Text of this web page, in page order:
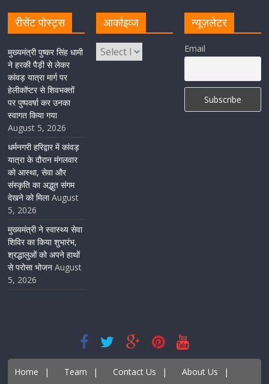
मुख्यमंत्री पुष्कर सिंह धामी ने एनडीआरएफ बटालियन गदरपुर का
किया भ्रमण, जवानों से संवाद कर आपदा प्रबंधन व्यवस्थाओं की ली
जानकारी
रीसेंट पोस्ट्स
मुख्यमंत्री पुष्कर सिंह धामी
ने हरकी पैड़ी से लेकर
कांवड़ यात्रा मार्ग पर
हेलीकॉप्टर से शिवभक्तों
पर पुष्पवर्षा कर उनका
स्वागत किया गया
August 5, 2026
धर्मनगरी हरिद्वार में कांवड़
यात्रा के दौरान मंगलवार
को आस्था, सेवा और
संस्कृति का अद्भुत संगम
देखने को मिला August
5, 2026
मुख्यमंत्री ने स्वास्थ्य सेवा
शिविर का किया शुभारंभ,
श्रद्धालुओं को अपने हाथों
से परोसा भोजन August
5, 2026
आर्काइव्ज न्यूज़लेटर
Email
Home | Team | Contact Us | About Us |